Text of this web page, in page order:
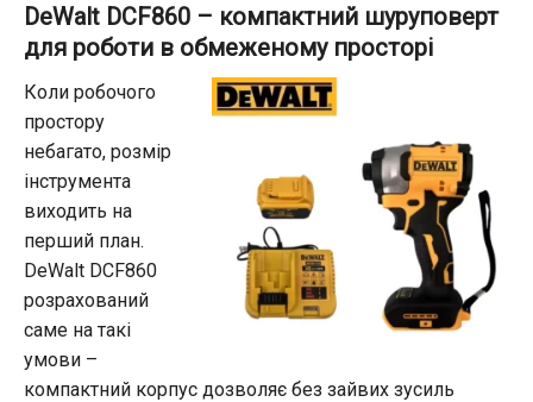
DeWalt DCF860 – компактний шуруповерт
для роботи в обмеженому просторі
Коли робочого
простору
небагато, розмір
інструмента
виходить на
перший план.
DeWalt DCF860
розрахований
саме на такі
умови –
компактний корпус дозволяє без зайвих зусиль